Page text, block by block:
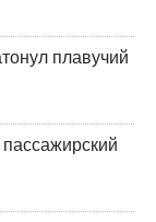
плавучий